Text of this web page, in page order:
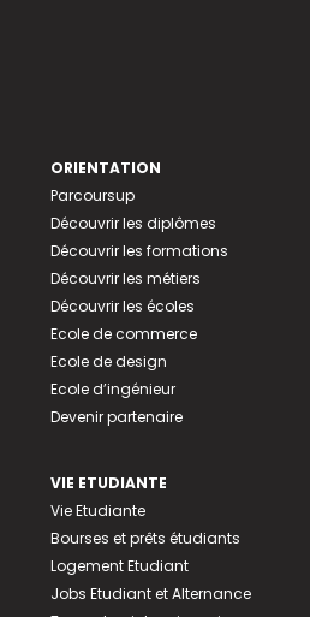
ORIENTATION
Parcoursup
Découvrir les diplômes
Découvrir les formations
Découvrir les métiers
Découvrir les écoles
Ecole de commerce
Ecole de design
Ecole d’ingénieur
Devenir partenaire
VIE ETUDIANTE
Vie Etudiante
Bourses et prêts étudiants
Logement Etudiant
Jobs Etudiant et Alternance